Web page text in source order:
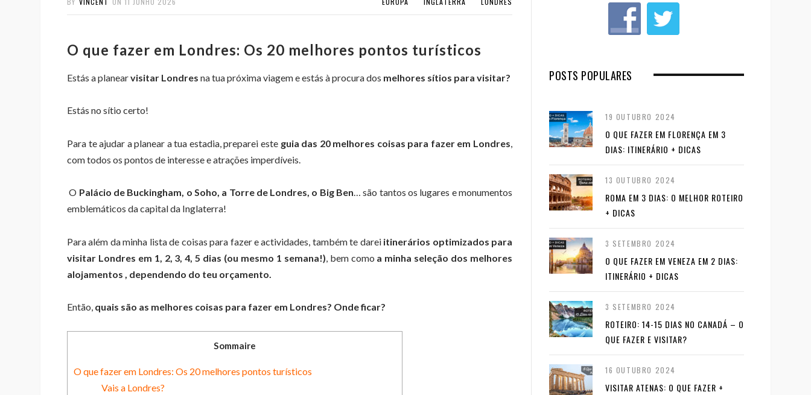
O que fazer em Londres: Os 20 melhores pontos turísticos
Estás a planearvisitar Londres na tua próxima viagem e estás à procura dos melhores sítios para visitar?
Estás no sítio certo!
Para te ajudar a planear a tua estadia, preparei este guia das 20 melhores coisas para fazer em Londres
com todos os pontos de interesse e atrações imperdíveis.
O Palácio de Buckingham, o Soho, a Torre de Londres, o Big Ben… são tantos os lugares e monumentos
emblemáticos da capital da Inglaterra!
Para além da minha lista de coisas para fazer e actividades, também te darei itinerários optimizados para
visitar Londres em 1, 2, 3, 4, 5 dias (ou mesmo 1 semana!) , bem como a minha seleção dos melhores
alojamentos
, dependendo do teu orçamento.
Então, quais são as melhores coisas para fazer em Londres? Onde ficar?
Sommaire
O que fazer em Londres: Os 20 melhores pontos turísticos
Vais a Londres?
POSTS POPULARES
19 OUTUBRO 2024
O QUE FAZER EM FLORENÇA EM 3
DIAS: ITINERÁRIO + DICAS
13 OUTUBRO 2024
ROMA EM 3 DIAS: O MELHOR ROTEIRO
+ DICAS
3 SETEMBRO 2024
O QUE FAZER EM VENEZA EM 2 DIAS:
ITINERÁRIO + DICAS
3 SETEMBRO 2024
ROTEIRO: 14-15 DIAS NO CANADÁ – O
QUE FAZER E VISITAR?
16 OUTUBRO 2024
VISITAR ATENAS: O QUE FAZER +